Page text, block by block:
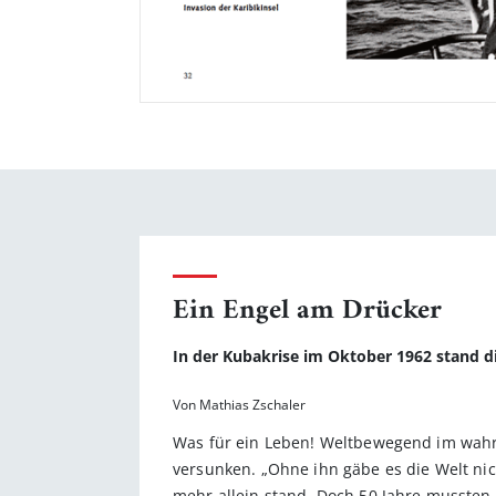
Ein Engel am Drücker
In der Kubakrise im Oktober 1962 stand
Von Mathias Zschaler
Was für ein Leben! Weltbewegend im
versunken. „Ohne ihn gäbe es die Welt